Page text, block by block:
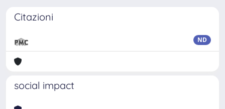
Citazioni
ND
social impact